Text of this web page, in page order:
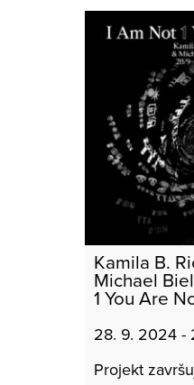
Kamila B.
Michael
1 You Are
28. 9. 2024 -
Projekt